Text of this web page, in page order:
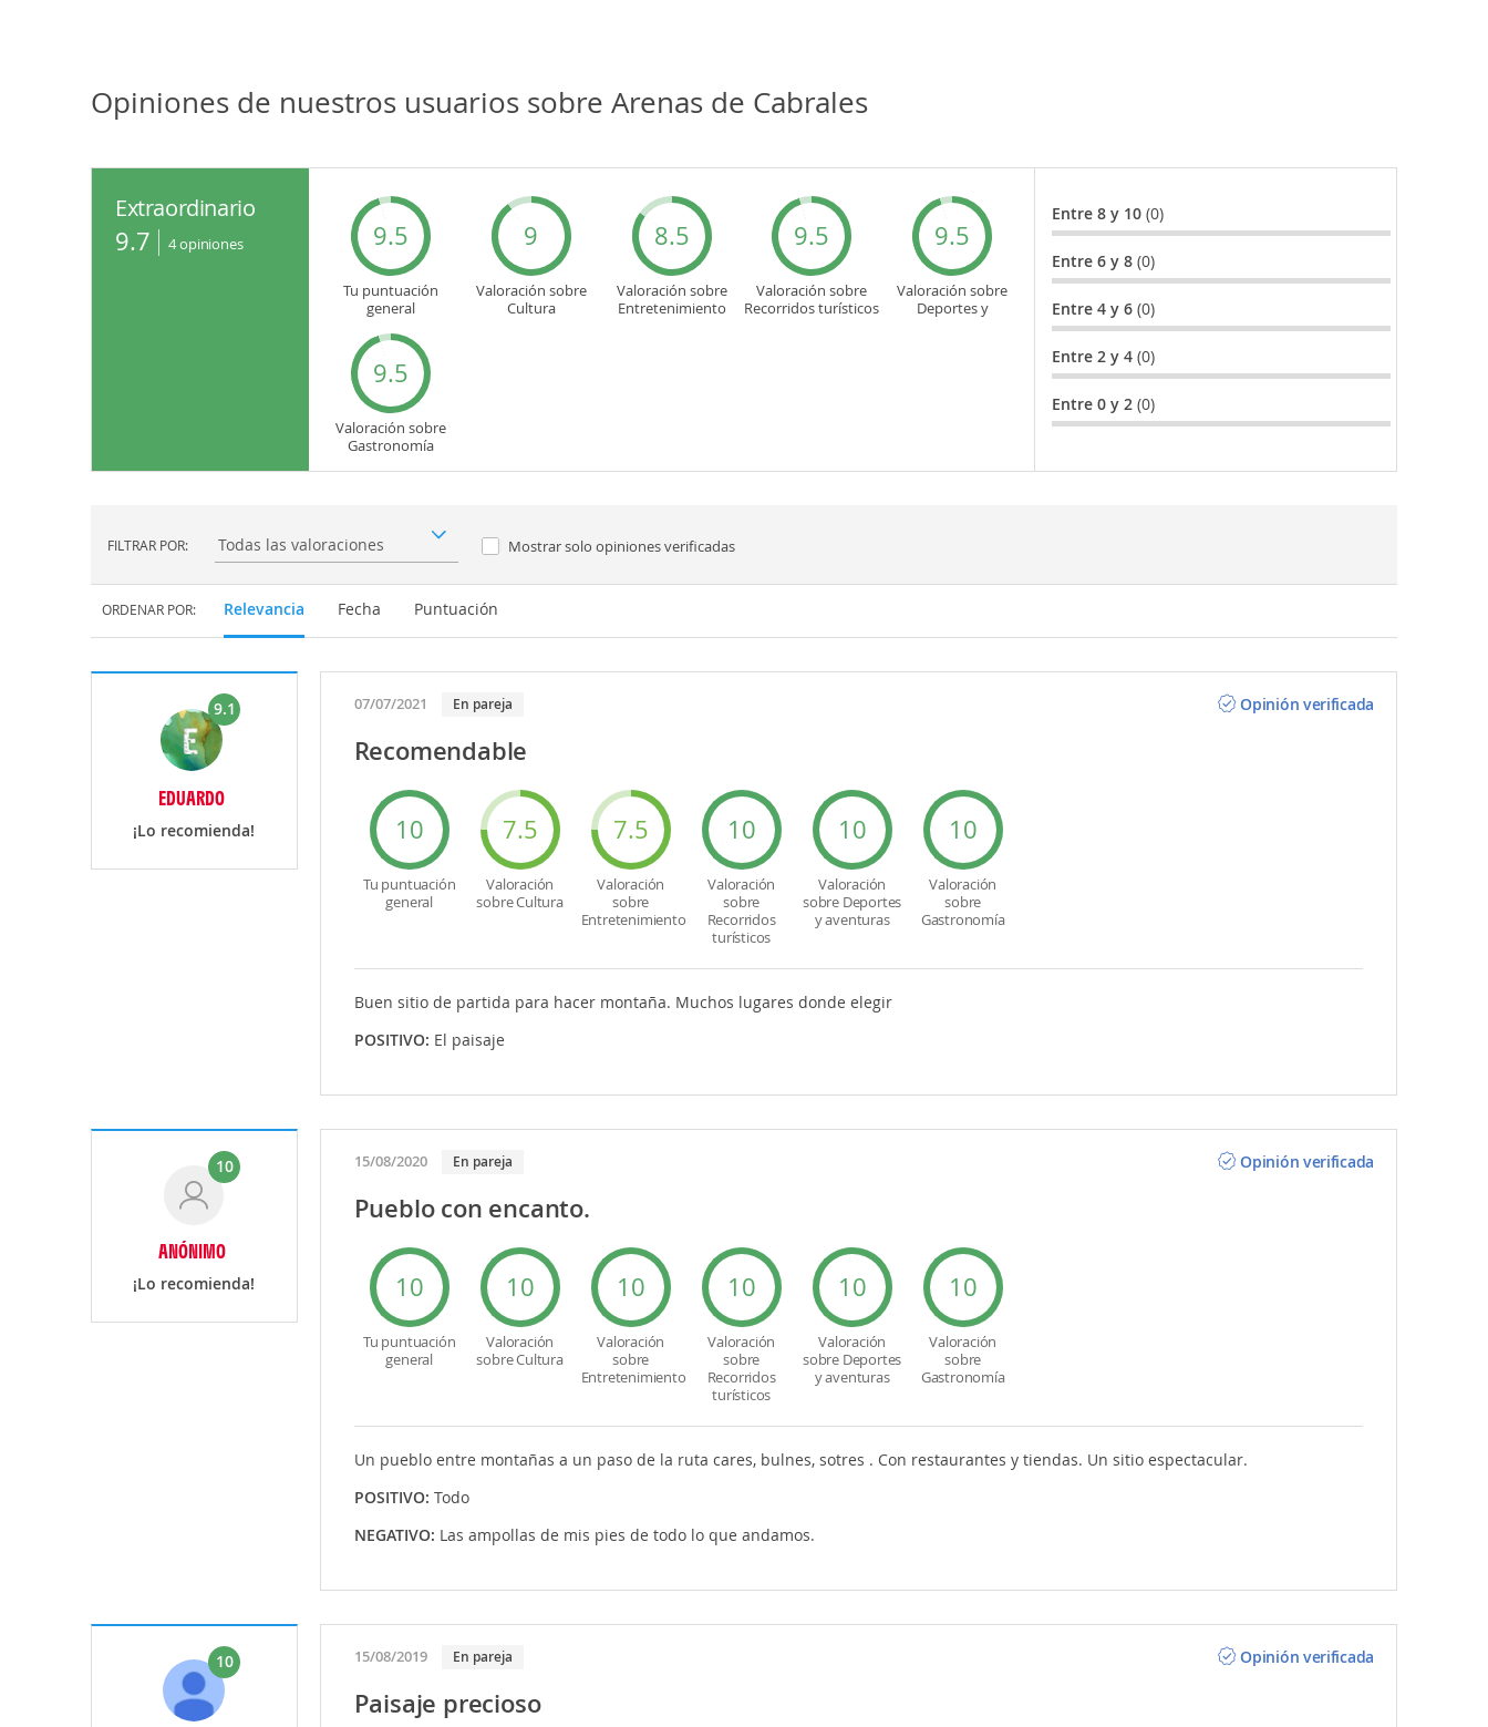
Opiniones de nuestros usuarios sobre Arenas de Cabrales
Extraordinario
9.7 4opiniones 9.5
Tu puntuación
general
9
Valoración sobre
Cultura
8.5
Valoración sobre
Entretenimiento
9.5
Valoración sobre
Recorridos turísticos
9.5
Valoración sobre
Deportes y
9.5
Valoración sobre
Gastronomía
Entre 8 y 10 (0)
Entre 6 y 8 (0)
Entre 4 y 6 (0)
Entre 2 y 4 (0)
Entre 0 y 2 (0)
FILTRAR POR: Filtrar por: Mostrar solo opiniones verificadas
ORDENAR POR: Relevancia Fecha Puntuación
9.1
EDUARDO
¡Lo recomienda!
07/07/2021 En pareja Opinión verificada
Recomendable
10
Tu puntuación
general
7.5
Valoración
sobre Cultura
7.5
Valoración
sobre
Entretenimiento
10
Valoración
sobre
Recorridos
turísticos
10
Valoración
sobre Deportes
y aventuras
10
Valoración
sobre
Gastronomía
Buen sitio de partida para hacer montaña. Muchos lugares donde elegir
POSITIVO: El paisaje
10
ANÓNIMO
¡Lo recomienda!
15/08/2020 En pareja Opinión verificada
Pueblo con encanto.
10
Tu puntuación
general
10
Valoración
sobre Cultura
10
Valoración
sobre
Entretenimiento
10
Valoración
sobre
Recorridos
turísticos
10
Valoración
sobre Deportes
y aventuras
10
Valoración
sobre
Gastronomía
Un pueblo entre montañas a un paso de la ruta cares, bulnes, sotres . Con restaurantes y tiendas. Un sitio espectacular.
POSITIVO: Todo
NEGATIVO: Las ampollas de mis pies de todo lo que andamos.
10 15/08/2019 En pareja Opinión verificada
Paisaje precioso